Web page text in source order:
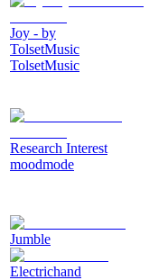
Joy - by
TolsetMusic
TolsetMusic
Research Interest
moodmode
Jumble
Electrichand